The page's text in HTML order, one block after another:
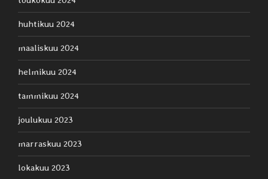
huhtikuu 2024
maaliskuu 2024
helmikuu 2024
tammikuu 2024
joulukuu 2023
marraskuu 2023
lokakuu 2023